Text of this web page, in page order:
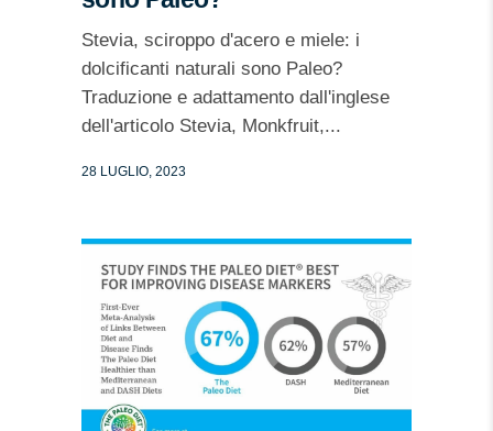
Stevia, sciroppo d'acero e miele: i
dolcificanti naturali sono Paleo?
Traduzione e adattamento dall'inglese
dell'articolo Stevia, Monkfruit,...
28 LUGLIO, 2023